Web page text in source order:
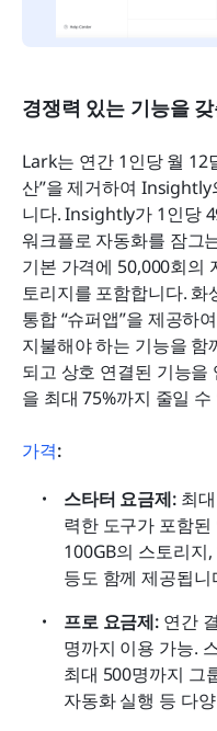
경쟁력 있는 기능을
Lark는 연간 1인당 월 12
산”을 제거하여 Insightly
니다. Insightly가 1인당
워크플로 자동화를 잠그
기본 가격에 50,000회의
토리지를 포함합니다.
통합 “슈퍼앱”을 제공하
지불해야 하는 기능을
되고 상호 연결된 기능
을 최대 75%까지 줄일
가격:
스타터 요금제: 최
력한 도구가 포함
100GB의 스토리지
등도 함께 제공됩니
프로 요금제: 연간
명까지 이용 가능.
최대 500명까지 그
자동화 실행 등 다